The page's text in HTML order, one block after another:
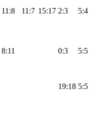
11:8 11:7 15:17 2:3
5:4
8:11 0:3
5:5
19:18 5:5